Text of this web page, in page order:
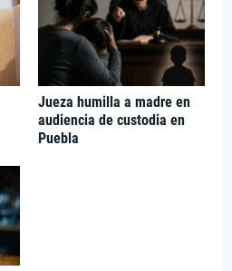
Jueza humilla a madre en
audiencia de custodia en
Puebla